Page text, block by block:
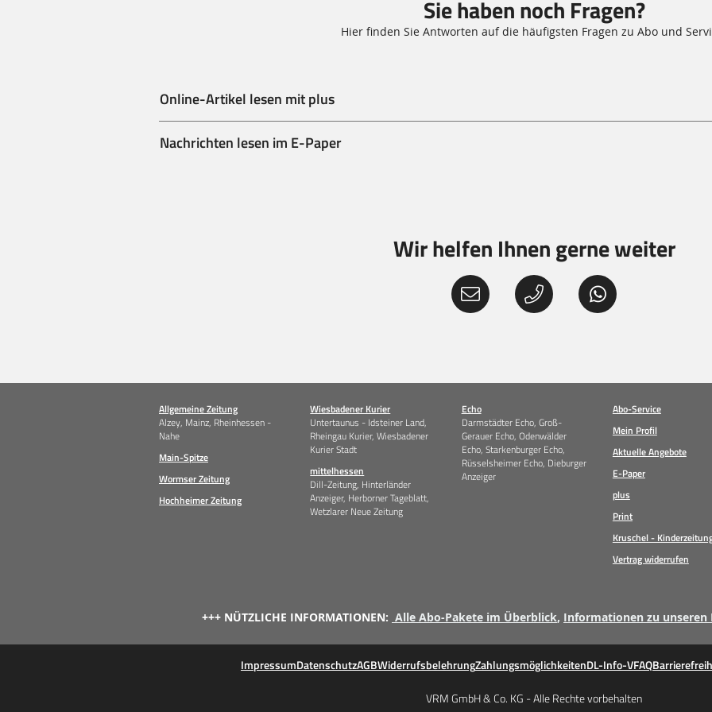
Sie haben noch Fragen?
Hier finden Sie Antworten auf die häufigsten Fragen zu Abo und
Online-Artikel lesen mit plus
Nachrichten lesen im E-Paper
Wir helfen Ihnen gerne weiter
Allgemeine Zeitung
Alzey, Mainz, Rheinhessen -
Nahe
Main-Spitze
Wormser Zeitung
Hochheimer Zeitung
Wiesbadener Kurier
Untertaunus - Idsteiner Land,
Rheingau Kurier, Wiesbadener
Kurier Stadt
mittelhessen
Dill-Zeitung, Hinterländer
Anzeiger, Herborner Tageblatt,
Wetzlarer Neue Zeitung
Echo
Darmstädter Echo, Groß-
Gerauer Echo, Odenwälder
Echo, Starkenburger Echo,
Rüsselsheimer Echo, Dieburger
Anzeiger
Abo-Service
Mein Profil
Aktuelle Angebote
E-Paper
plus
Print
Kruschel -
Vertrag widerrufen
+++ NÜTZLICHE INFORMATIONEN: Alle Abo-Pakete im Überblick, Informationen zu
ImpressumDatenschutzAGBWiderrufsbelehrungZahlungsmöglichkeitenDL-Info-VFAQ
VRM GmbH & Co. KG - Alle Rechte vorbehalten